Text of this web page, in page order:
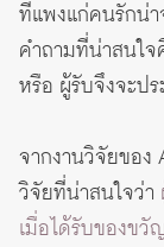
ที่แพงแก่คนรักน่า
คำถามที่น่าสนใ
หรือ ผู้รับจึงจะป
จากงานวิจัยของ
วิจัยที่น่าสนใจว่า
เมื่อได้รับของขวั